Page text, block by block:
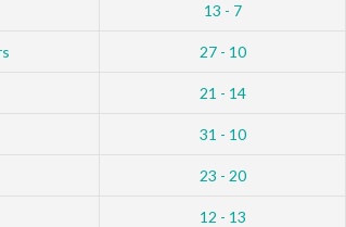
13 - 7
27 - 10
21 - 14
31 - 10
23 - 20
12 - 13